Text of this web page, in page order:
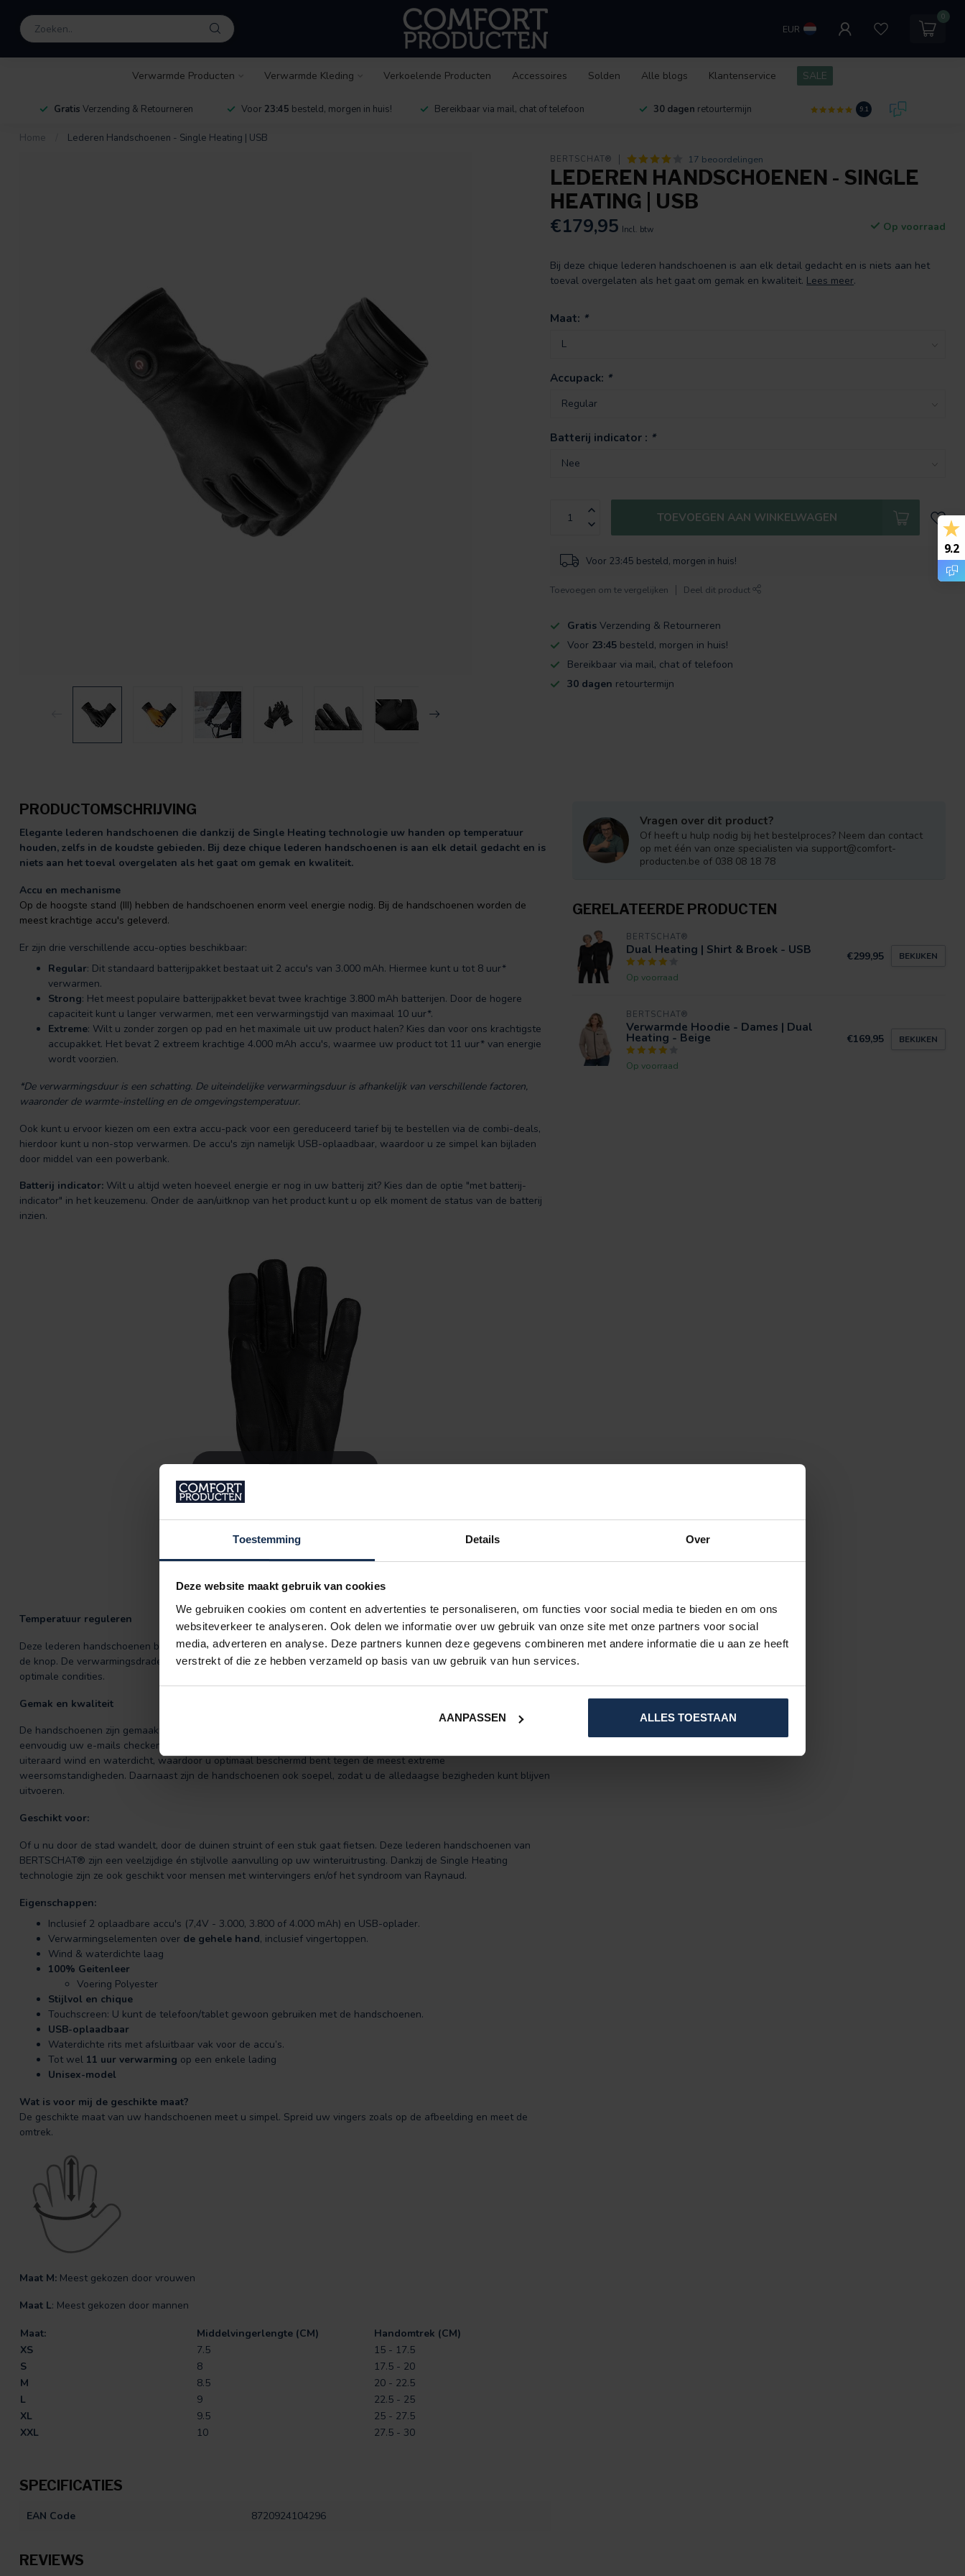
Toestemming Details Over
Deze website maakt gebruik van cookies
We gebruiken cookies om content en advertenties te personaliseren, om functies voor social media te bieden en om ons
websiteverkeer te analyseren. Ook delen we informatie over uw gebruik van onze site met onze partners voor social
media, adverteren en analyse. Deze partners kunnen deze gegevens combineren met andere informatie die u aan ze heeft
verstrekt of die ze hebben verzameld op basis van uw gebruik van hun services.
AANPASSEN ALLES TOESTAAN
EUR
0
Verwarmde Producten Verwarmde Kleding Verkoelende Producten Accessoires Solden Alle blogs Klantenservice SALE
Gratis Verzending & Retourneren Voor 23:45 besteld, morgen in huis! Bereikbaar via mail, chat of telefoon 30 dagen retourtermijn 9.1
Home Lederen Handschoenen - Single Heating | USB
BERTSCHAT® 17 beoordelingen
LEDEREN HANDSCHOENEN - SINGLE
HEATING | USB
€179,95 Incl. btw Op voorraad
Bij deze chique lederen handschoenen is aan elk detail gedacht en is niets aan het
toeval overgelaten als het gaat om gemak en kwaliteit. Lees meer.
Maat: *
Accupack: *
Batterij indicator : *
TOEVOEGEN AAN WINKELWAGEN
Voor 23:45 besteld, morgen in huis!
Toevoegen om te vergelijken Deel dit product
Gratis Verzending & Retourneren
Voor 23:45 besteld, morgen in huis!
Bereikbaar via mail, chat of telefoon
30 dagen retourtermijn
PRODUCTOMSCHRIJVING
Elegante lederen handschoenen die dankzij de Single Heating technologie uw handen op temperatuur
houden, zelfs in de koudste gebieden. Bij deze chique lederen handschoenen is aan elk detail gedacht en is
niets aan het toeval overgelaten als het gaat om gemak en kwaliteit.
Accu en mechanisme
Op de hoogste stand (III) hebben de handschoenen enorm veel energie nodig. Bij de handschoenen worden de
meest krachtige accu's geleverd.
Er zijn drie verschillende accu-opties beschikbaar:
Regular: Dit standaard batterijpakket bestaat uit 2 accu's van 3.000 mAh. Hiermee kunt u tot 8 uur*
verwarmen.
Strong: Het meest populaire batterijpakket bevat twee krachtige 3.800 mAh batterijen. Door de hogere
capaciteit kunt u langer verwarmen, met een verwarmingstijd van maximaal 10 uur*.
Extreme: Wilt u zonder zorgen op pad en het maximale uit uw product halen? Kies dan voor ons krachtigste
accupakket. Het bevat 2 extreem krachtige 4.000 mAh accu's, waarmee uw product tot 11 uur* van energie
wordt voorzien.
*De verwarmingsduur is een schatting. De uiteindelijke verwarmingsduur is afhankelijk van verschillende factoren,
waaronder de warmte-instelling en de omgevingstemperatuur.
Ook kunt u ervoor kiezen om een extra accu-pack voor een gereduceerd tarief bij te bestellen via de combi-deals,
hierdoor kunt u non-stop verwarmen. De accu's zijn namelijk USB-oplaadbaar, waardoor u ze simpel kan bijladen
door middel van een powerbank.
Batterij indicator: Wilt u altijd weten hoeveel energie er nog in uw batterij zit? Kies dan de optie "met batterij-
indicator" in het keuzemenu. Onder de aan/uitknop van het product kunt u op elk moment de status van de batterij
inzien.
Temperatuur reguleren
Deze lederen handschoenen beschikken over drie warmteniveaus, deze zijn in te stellen door een simpele druk op
de knop. De verwarmingsdraden van de handschoenen kunnen een temperatuur van 68 graden bereiken in
optimale condities.
Gemak en kwaliteit
De handschoenen zijn gemaakt van 100% geitenleer en de handpalmen zijn verstevigd. Daarnaast kunt u
eenvoudig uw e-mails checken dankzij de touchscreenstof in de wijsvinger en duim. De lederen handschoenen zijn
uiteraard wind en waterdicht, waardoor u optimaal beschermd bent tegen de meest extreme
weersomstandigheden. Daarnaast zijn de handschoenen ook soepel, zodat u de alledaagse bezigheden kunt blijven
uitvoeren.
Geschikt voor:
Of u nu door de stad wandelt, door de duinen struint of een stuk gaat fietsen. Deze lederen handschoenen van
BERTSCHAT® zijn een veelzijdige én stijlvolle aanvulling op uw winteruitrusting. Dankzij de Single Heating
technologie zijn ze ook geschikt voor mensen met wintervingers en/of het syndroom van Raynaud.
Eigenschappen:
Inclusief 2 oplaadbare accu's (7,4V - 3.000, 3.800 of 4.000 mAh) en USB-oplader.
Verwarmingselementen over de gehele hand, inclusief vingertoppen.
Wind & waterdichte laag
100% Geitenleer
Voering Polyester
Stijlvol en chique
Touchscreen: U kunt de telefoon/tablet gewoon gebruiken met de handschoenen.
USB-oplaadbaar
Waterdichte rits met afsluitbaar vak voor de accu’s.
Tot wel 11 uur verwarming op een enkele lading
Unisex-model
Wat is voor mij de geschikte maat?
De geschikte maat van uw handschoenen meet u simpel. Spreid uw vingers zoals op de afbeelding en meet de
omtrek.
Maat M: Meest gekozen door vrouwen
Maat L: Meest gekozen door mannen
Maat: Middelvingerlengte (CM)
Handomtrek (CM)
XS
7.5
15 - 17.5
S
8
17.5 - 20
M
8.5
20 - 22.5
L
9
22.5 - 25
XL
9.5
25 - 27.5
XXL
10 27.5 - 30
SPECIFICATIES
EAN Code 8720924104296
REVIEWS
Vragen over dit product?
Of heeft u hulp nodig bij het bestelproces? Neem dan contact
op met één van onze specialisten via support@comfort-
producten.be of 038 08 18 78
GERELATEERDE PRODUCTEN
BERTSCHAT®
Dual Heating | Shirt & Broek - USB
Op voorraad
€299,95 BEKIJKEN
BERTSCHAT®
Verwarmde Hoodie - Dames | Dual
Heating - Beige
Op voorraad
€169,95 BEKIJKEN
9.2